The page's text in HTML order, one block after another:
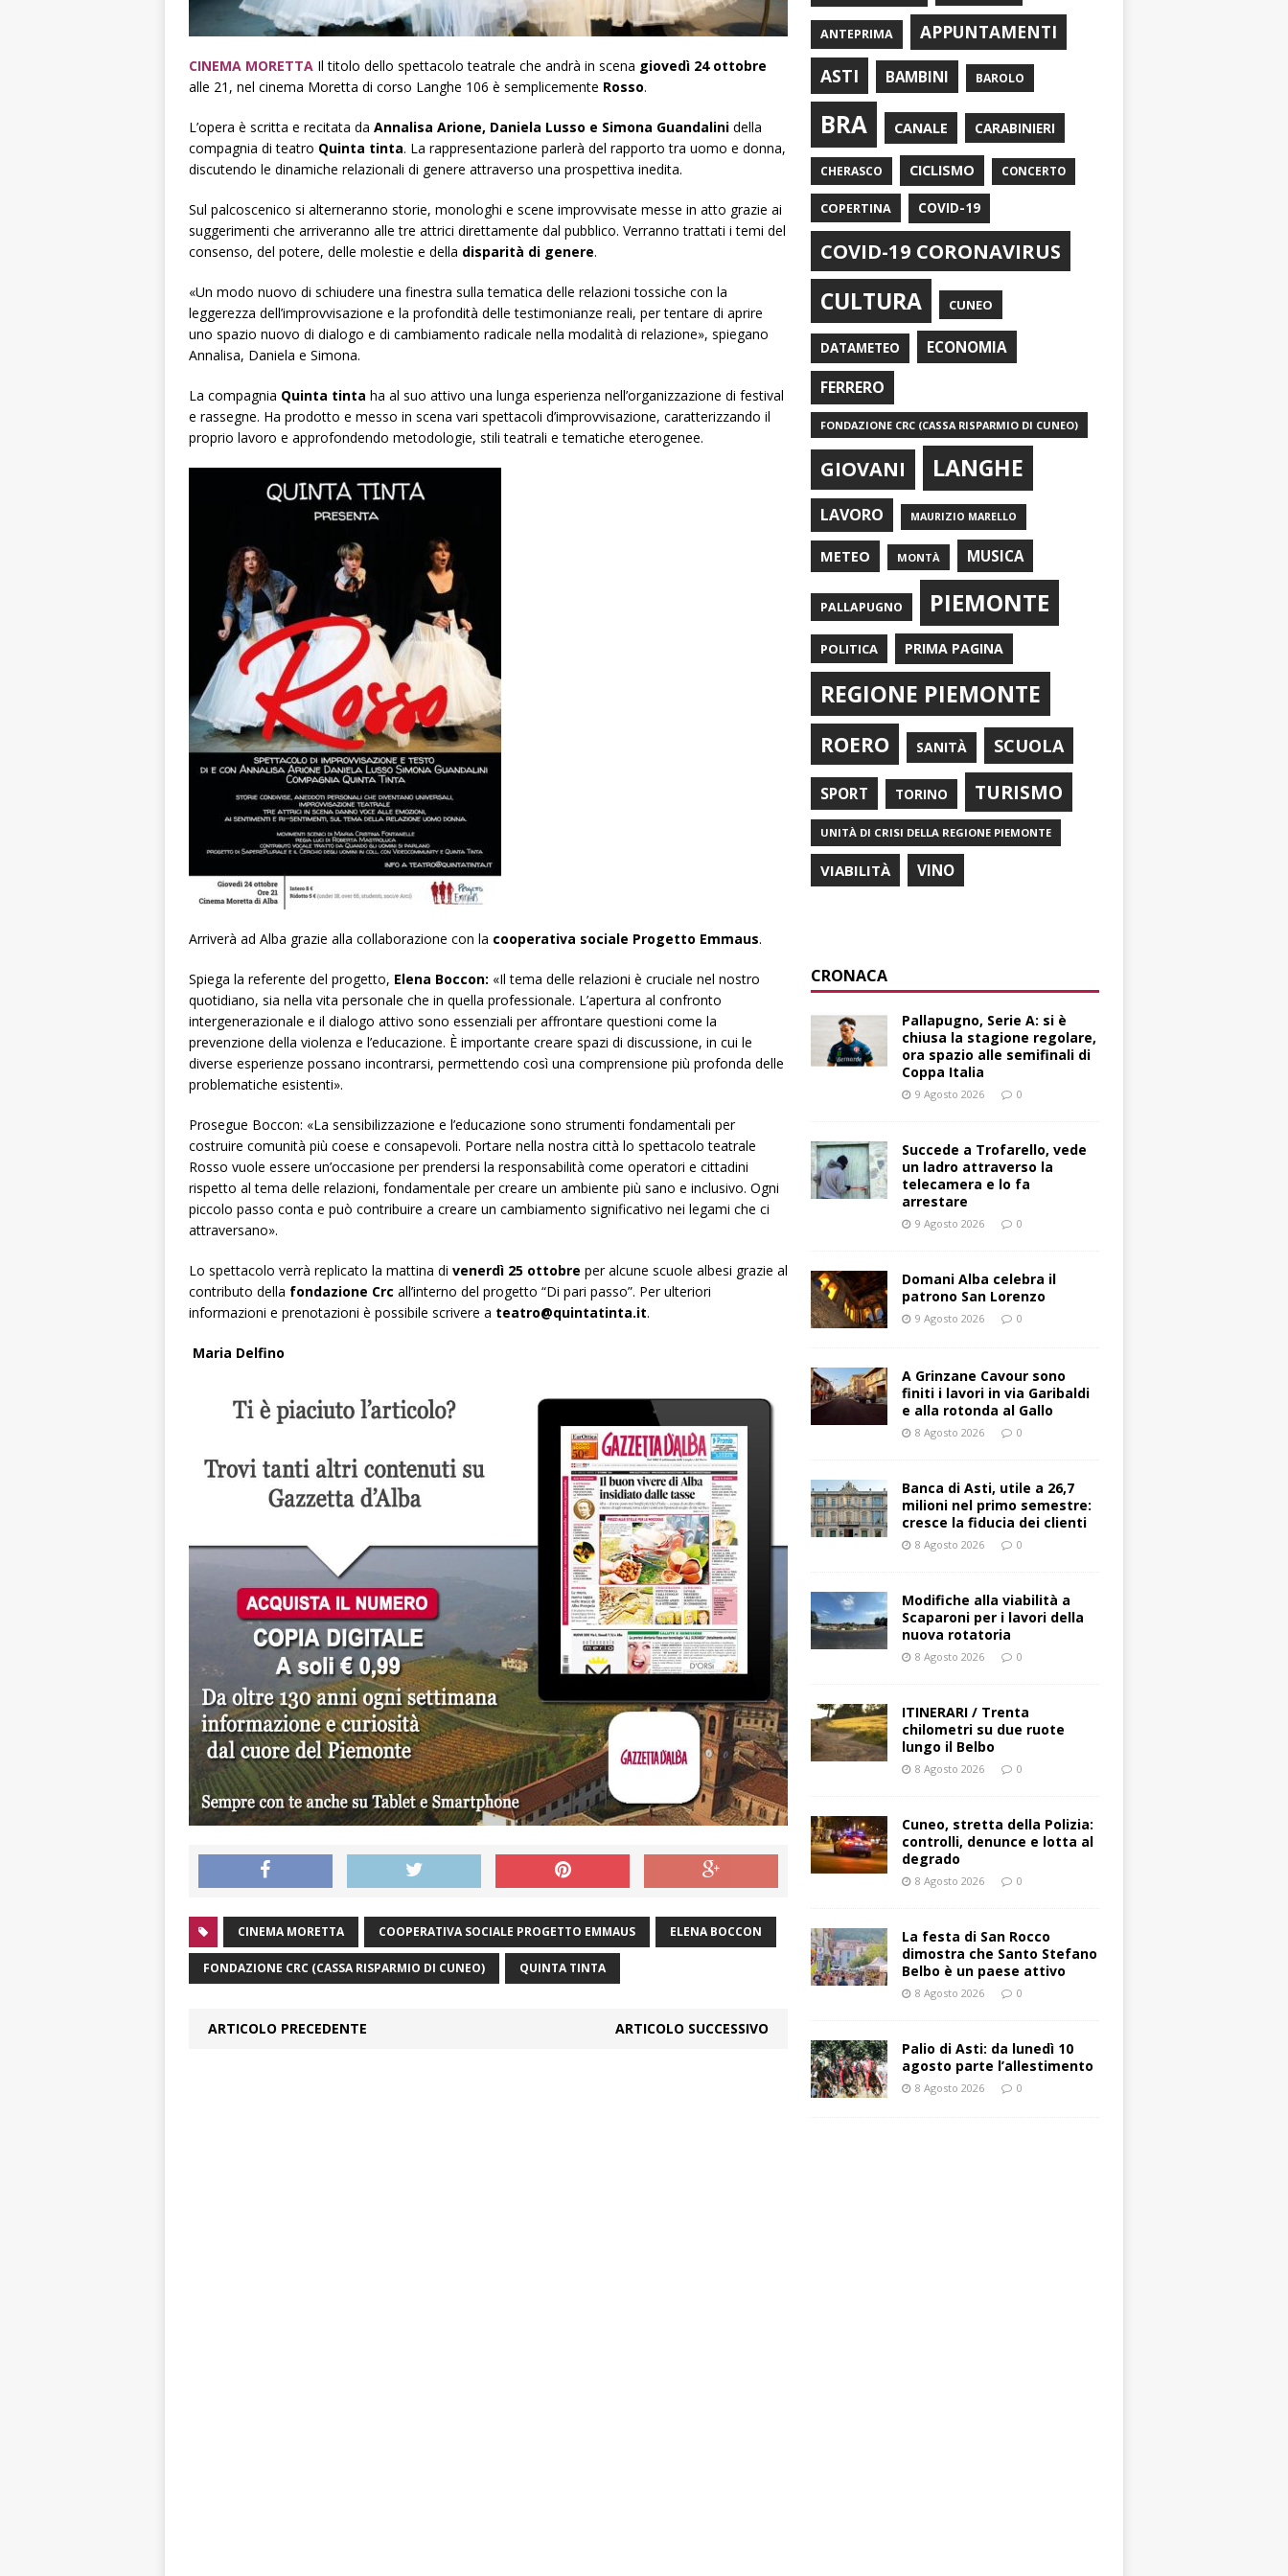
CINEMA MORETTA Il titolo dello spettacolo teatrale che andrà in scena giovedì 24 ottobre
alle 21, nel cinema Moretta di corso Langhe 106 è semplicemente Rosso.
L’opera è scritta e recitata da Annalisa Arione, Daniela Lusso e Simona Guandalini della
compagnia di teatro Quinta tinta. La rappresentazione parlerà del rapporto tra uomo e donna,
discutendo le dinamiche relazionali di genere attraverso una prospettiva inedita.
Sul palcoscenico si alterneranno storie, monologhi e scene improvvisate messe in atto grazie ai
suggerimenti che arriveranno alle tre attrici direttamente dal pubblico. Verranno trattati i temi del
consenso, del potere, delle molestie e della disparità di genere.
«Un modo nuovo di schiudere una finestra sulla tematica delle relazioni tossiche con la
leggerezza dell’improvvisazione e la profondità delle testimonianze reali, per tentare di aprire
uno spazio nuovo di dialogo e di cambiamento radicale nella modalità di relazione», spiegano
Annalisa, Daniela e Simona.
La compagnia Quinta tinta ha al suo attivo una lunga esperienza nell’organizzazione di festival
e rassegne. Ha prodotto e messo in scena vari spettacoli d’improvvisazione, caratterizzando il
proprio lavoro e approfondendo metodologie, stili teatrali e tematiche eterogenee.
Arriverà ad Alba grazie alla collaborazione con la cooperativa sociale Progetto Emmaus.
Spiega la referente del progetto, Elena Boccon: «Il tema delle relazioni è cruciale nel nostro
quotidiano, sia nella vita personale che in quella professionale. L’apertura al confronto
intergenerazionale e il dialogo attivo sono essenziali per affrontare questioni come la
prevenzione della violenza e l’educazione. È importante creare spazi di discussione, in cui le
diverse esperienze possano incontrarsi, permettendo così una comprensione più profonda delle
problematiche esistenti».
Prosegue Boccon: «La sensibilizzazione e l’educazione sono strumenti fondamentali per
costruire comunità più coese e consapevoli. Portare nella nostra città lo spettacolo teatrale
Rosso vuole essere un’occasione per prendersi la responsabilità come operatori e cittadini
rispetto al tema delle relazioni, fondamentale per creare un ambiente più sano e inclusivo. Ogni
piccolo passo conta e può contribuire a creare un cambiamento significativo nei legami che ci
attraversano».
Lo spettacolo verrà replicato la mattina di venerdì 25 ottobre per alcune scuole albesi grazie al
contributo della fondazione Crc all’interno del progetto “Di pari passo”. Per ulteriori
informazioni e prenotazioni è possibile scrivere a teatro@quintatinta.it.
Maria Delfino
CINEMA MORETTA COOPERATIVA SOCIALE PROGETTO EMMAUS ELENA BOCCON
FONDAZIONE CRC (CASSA RISPARMIO DI CUNEO) QUINTA TINTA
ARTICOLO PRECEDENTE ARTICOLO SUCCESSIVO
ANTEPRIMA
APPUNTAMENTI
ASTI
BAMBINI BAROLO
BRA CANALE CARABINIERI
CHERASCO CICLISMO CONCERTO
COPERTINA COVID-19
COVID-19 CORONAVIRUS
CULTURA CUNEO
DATAMETEO ECONOMIA
FERRERO
FONDAZIONE CRC (CASSA RISPARMIO DI CUNEO)
GIOVANI LANGHE
LAVORO MAURIZIO MARELLO
METEO MONTÀ MUSICA
PALLAPUGNO PIEMONTE
POLITICA PRIMA PAGINA
REGIONE PIEMONTE
ROERO SANITÀ SCUOLA
SPORT TORINO TURISMO
UNITÀ DI CRISI DELLA REGIONE PIEMONTE
VIABILITÀ VINO
CRONACA
Pallapugno, Serie A: si è
chiusa la stagione regolare,
ora spazio alle semifinali di
Coppa Italia
9 Agosto 2026 0
Succede a Trofarello, vede
un ladro attraverso la
telecamera e lo fa
arrestare
9 Agosto 2026 0
Domani Alba celebra il
patrono San Lorenzo
9 Agosto 2026 0
A Grinzane Cavour sono
finiti i lavori in via Garibaldi
e alla rotonda al Gallo
8 Agosto 2026 0
Banca di Asti, utile a 26,7
milioni nel primo semestre:
cresce la fiducia dei clienti
8 Agosto 2026 0
Modifiche alla viabilità a
Scaparoni per i lavori della
nuova rotatoria
8 Agosto 2026 0
ITINERARI / Trenta
chilometri su due ruote
lungo il Belbo
8 Agosto 2026 0
Cuneo, stretta della Polizia:
controlli, denunce e lotta al
degrado
8 Agosto 2026 0
La festa di San Rocco
dimostra che Santo Stefano
Belbo è un paese attivo
8 Agosto 2026 0
Palio di Asti: da lunedì 10
agosto parte l’allestimento
8 Agosto 2026 0